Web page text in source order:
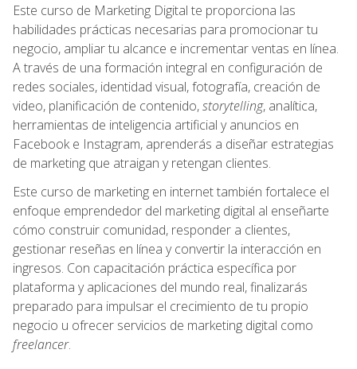
Este curso de Marketing Digital te proporciona las
habilidades prácticas necesarias para promocionar tu
negocio, ampliar tu alcance e incrementar ventas en línea.
A través de una formación integral en configuración de
redes sociales, identidad visual, fotografía, creación de
video, planificación de contenido,storytelling, analítica,
herramientas de inteligencia artificial y anuncios en
Facebook e Instagram, aprenderás a diseñar estrategias
de marketing que atraigan y retengan clientes.
Este curso de marketing en internet también fortalece el
enfoque emprendedor del marketing digital al enseñarte
cómo construir comunidad, responder a clientes,
gestionar reseñas en línea y convertir la interacción en
ingresos. Con capacitación práctica específica por
plataforma y aplicaciones del mundo real, finalizarás
preparado para impulsar el crecimiento de tu propio
negocio u ofrecer servicios de marketing digital como
freelancer.